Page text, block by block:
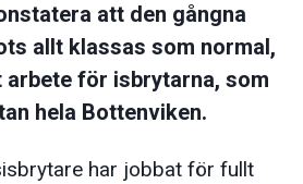
att den gångna
allt klassas som normal,
arbete för isbrytarna, som
hela Bottenviken.
har jobbat för fullt